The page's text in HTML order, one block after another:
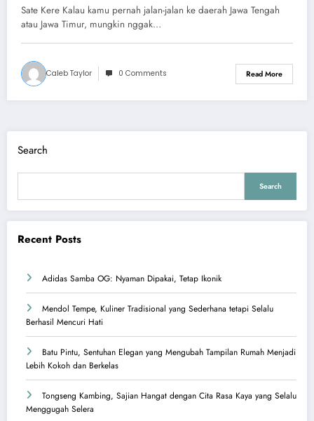
Tak Pernah Lekang oleh Waktu
Sate Kere Kalau kamu pernah jalan-jalan ke daerah Jawa Tengah
atau Jawa Timur, mungkin nggak…
Caleb Taylor 0 Comments Read More
Search
Search
Recent Posts
Adidas Samba OG: Nyaman Dipakai, Tetap Ikonik
Mendol Tempe, Kuliner Tradisional yang Sederhana tetapi Selalu
Berhasil Mencuri Hati
Batu Pintu, Sentuhan Elegan yang Mengubah Tampilan Rumah Menjadi
Lebih Kokoh dan Berkelas
Tongseng Kambing, Sajian Hangat dengan Cita Rasa Kaya yang Selalu
Menggugah Selera